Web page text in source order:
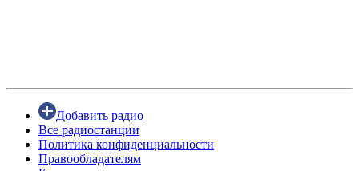
Добавить радио
Все радиостанции
Политика конфиденциальности
Правообладателям